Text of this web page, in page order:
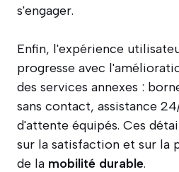
s'engager.
Enfin, l'expérience
progresse avec
des services annexes :
sans contact, assistance
d'attente équipés. Ces
sur la satisfaction et sur la
de la mobilité durable.